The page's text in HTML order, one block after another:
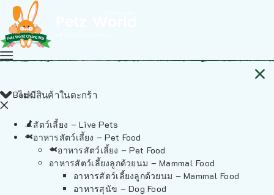
ไม่มีสินค้าในตะกร้า
Back
สัตว์เลี้ยง – Live Pets
อาหารสัตว์เลี้ยง – Pet Food
อาหารสัตว์เลี้ยง – Pet Food
อาหารสัตว์เลี้ยงลูกด้วยนม – Mammal Food
อาหารสัตว์เลี้ยงลูกด้วยนม – Mammal Food
อาหารสุนัข – Dog Food